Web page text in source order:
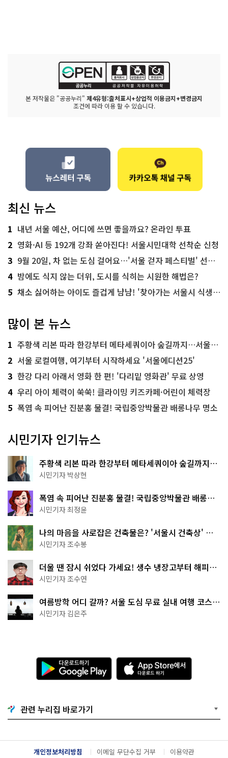
본 저작물은 "공공누리" 제4유형:출처표시+상업적 이용금지+변경금지
조건에 따라 이용 할 수 있습니다.
최신 뉴스
1 내년 서울 예산, 어디에 쓰면 좋을까요? 온라인 투표
2 영화·AI 등 192개 강좌 쏟아진다! 서울시민대학 선착순 신청
3 9월 20일, 차 없는 도심 걸어요…'서울 걷자 페스티벌' 선착순 5천명
4 밤에도 식지 않는 더위, 도시를 식히는 시원한 해법은?
5 채소 싫어하는 아이도 즐겁게 냠냠! '찾아가는 서울시 식생활 교육' 현장
많이 본 뉴스
1 주황색 리본 따라 한강부터 메타세쿼이아 숲길까지…서울둘레길 15코스
2 서울 로컬여행, 여기부터 시작하세요 '서울에디션25'
3 한강 다리 아래서 영화 한 편! '다리밑 영화관' 무료 상영
4 우리 아이 체력이 쑥쑥! 클라이밍 키즈카페·어린이 체력장
5 폭염 속 피어난 진분홍 물결! 국립중앙박물관 배롱나무 명소
시민기자 인기뉴스
주황색 리본 따라 한강부터 메타세쿼이아 숲길까지…
서울둘레길 15코스
시민기자 박상현
폭염 속 피어난 진분홍 물결! 국립중앙박물관 배롱나
무 명소
시민기자 최정윤
나의 마음을 사로잡은 건축물은? '서울시 건축상' 수
상작 공개!
시민기자 조수봉
더울 땐 잠시 쉬었다 가세요! 생수 냉장고부터 해피소
·무더위쉼터까지
시민기자 조수연
여름방학 어디 갈까? 서울 도심 무료 실내 여행 코스
추천
시민기자 김은주
다
운
로
기
G
o
g
l
A
p
p
e
서
다
관련 누리집 바로가기
개인정보처리방침 이메일 무단수집 거부 이용약관